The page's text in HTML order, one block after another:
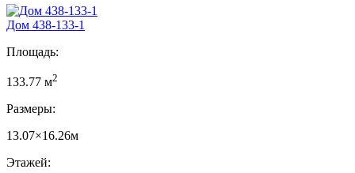
Дом 438-133-1
Площадь:
133.77 м2
Размеры:
13.07×16.26м
Этажей: